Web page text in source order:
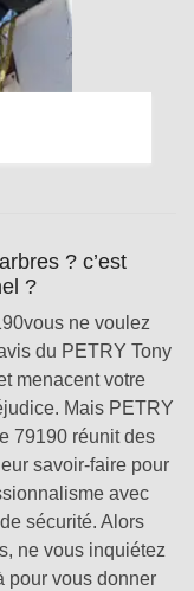
? c’est
?
ne voulez
du PETRY Tony
menacent votre
Mais PETRY
79190 réunit des
savoir-faire pour
avec
sécurité. Alors
ne vous inquiétez
pour vous donner